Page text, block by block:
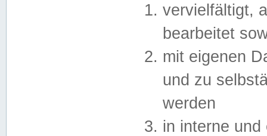
vervielfältigt,
bearbeitet
mit eigenen
und zu
werden
in interne